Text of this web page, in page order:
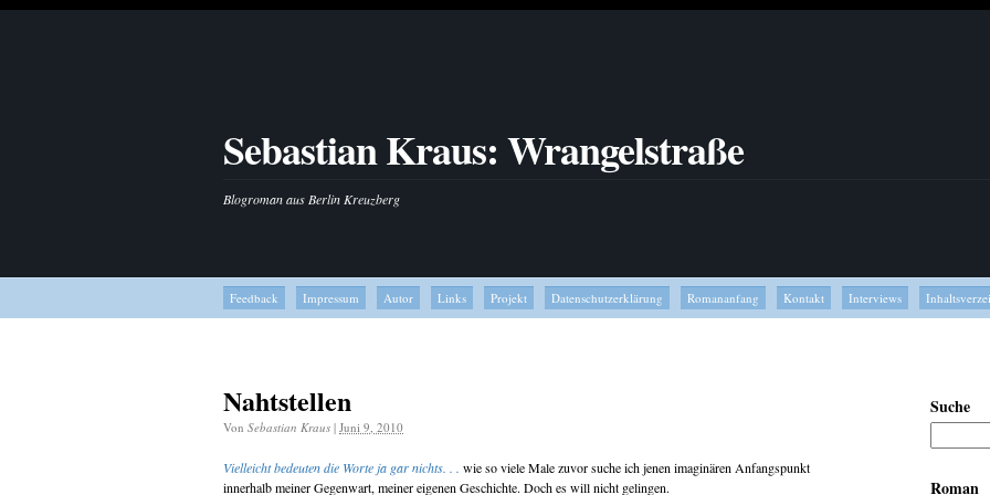
Sebastian Kraus: Wrangelstraße
Blogroman aus Berlin Kreuzberg
Feedback Impressum Autor Links Projekt Datenschutzerklärung Romananfang Kontakt Interviews
Nahtstellen
Von Sebastian Kraus | Juni 9, 2010
Vielleicht bedeuten die Worte ja gar nichts. . . wie so viele Male zuvor suche ich jenen imaginären Anfangspunkt
innerhalb meiner Gegenwart, meiner eigenen Geschichte. Doch es will nicht gelingen.
Suche
Roman